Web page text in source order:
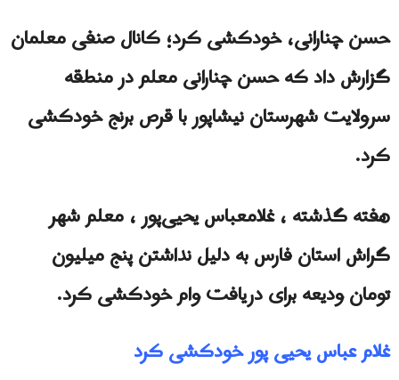
حسن چنارانی، خودکشی کرد؛ کانال صنفی معلمان
گزارش داد که حسن چنارانی معلم در منطقه
سرولایت شهرستان نیشاپور با قرص برنج خودکشی
کرد.
هفته گذشته ، غلامعباس یحیی‌پور ، معلم شهر
گراش استان فارس به دلیل نداشتن پنج میلیون
تومان ودیعه برای دریافت وام خودکشی کرد.
غلام عباس یحیی پور خودکشی کرد